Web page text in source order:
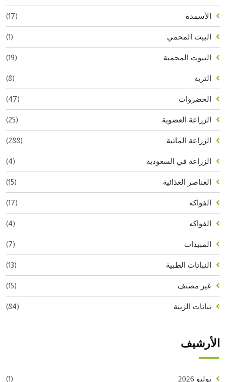
الأسمدة (17)
البيت المحمي (1)
البيوت المحمية (19)
التربة (8)
الخضروات (47)
الزراعة العضوية (25)
الزراعة المائية (288)
الزراعة في السعودية (4)
العناصر الغذائية (15)
الفواكه (17)
الفواكه (4)
المبيدات (7)
النباتات الطبية (13)
غير مصنف (15)
نباتات الزينة (84)
الأرشيف
يوليو 2026 (1)